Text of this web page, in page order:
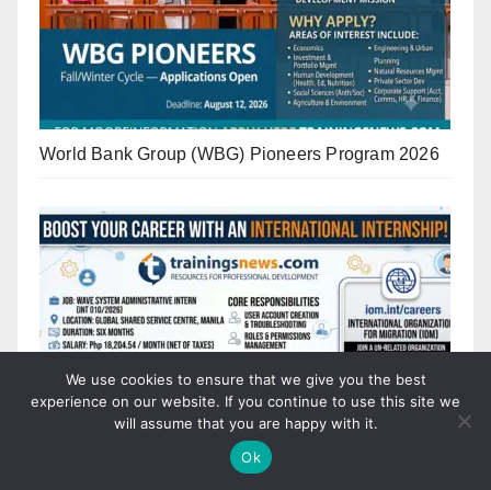
World Bank Group (WBG) Pioneers Program 2026
UN IOM Internship 2026 in Manila, Philippines –
We use cookies to ensure that we give you the best
experience on our website. If you continue to use this site we
will assume that you are happy with it.
Ok